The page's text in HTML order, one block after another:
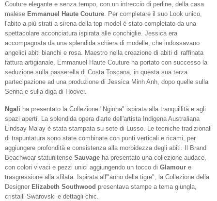
Couture elegante e senza tempo, con un intreccio di perline, della casa
malese Emmanuel Haute Couture. Per completare il suo Look unico,
l'abito a più strati a sirena della top model è stato completato da una
spettacolare acconciatura ispirata alle conchiglie. Jessica era
accompagnata da una splendida schiera di modelle, che indossavano
angelici abiti bianchi e rosa. Maestro nella creazione di abiti di raffinata
fattura artigianale, Emmanuel Haute Couture ha portato con successo la
seduzione sulla passerella di Costa Toscana, in questa sua terza
partecipazione ad una produzione di Jessica Minh Anh, dopo quelle sulla
Senna e sulla diga di Hoover.
Ngali ha presentato la Collezione "Nginha" ispirata alla tranquillità e agli
spazi aperti. La splendida opera d'arte dell'artista Indigena Australiana
Lindsay Malay è stata stampata su sete di Lusso. Le tecniche tradizionali
di trapuntatura sono state combinate con punti verticali e ricami, per
aggiungere profondità e consistenza alla morbidezza degli abiti.
Il Brand
Beachwear statunitense Sauvage ha presentato una collezione audace,
con colori vivaci e pezzi unici aggiungendo un tocco di Glamour e
trasgressione alla sfilata. Ispirata all'"anno della tigre", la Collezione della
Designer Elizabeth Southwood presentava stampe a tema giungla,
cristalli Swarovski e dettagli chic.